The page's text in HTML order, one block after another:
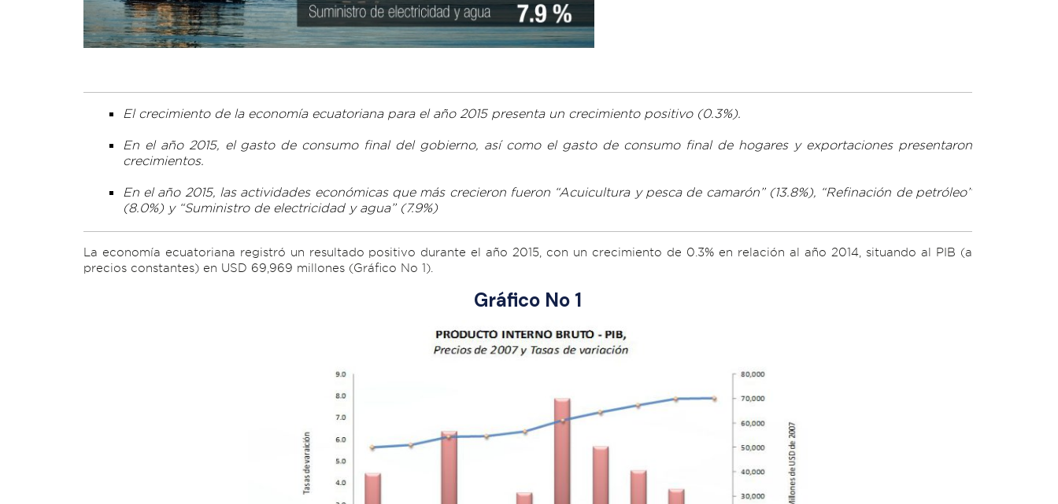
El crecimiento de la economía ecuatoriana para el año 2015 presenta un crecimiento positivo (0.3%).
En el año 2015, el gasto de consumo final del gobierno, así como el gasto de consumo final de hogares y exportaciones presentaron
crecimientos.
En el año 2015, las actividades económicas que más crecieron fueron “Acuicultura y pesca de camarón” (13.8%), “Refinación de petróleo”
(8.0%) y “Suministro de electricidad y agua” (7.9%)
La economía ecuatoriana registró un resultado positivo durante el año 2015, con un crecimiento de 0.3% en relación al año 2014, situando al PIB (a
precios constantes) en USD 69,969 millones (Gráfico No 1).
Gráfico No 1